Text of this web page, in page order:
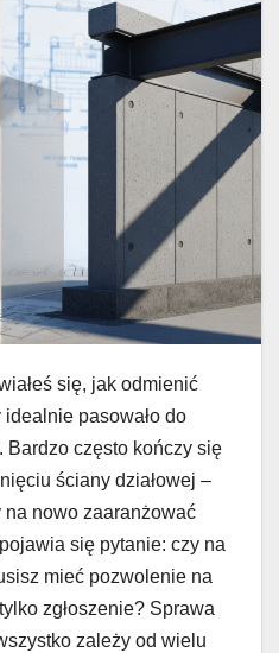
się, jak odmienić
pasowało do
Bardzo często kończy się
ściany działowej –
nowo zaaranżować
się pytanie: czy na
mieć pozwolenie na
zgłoszenie? Sprawa
zależy od wielu